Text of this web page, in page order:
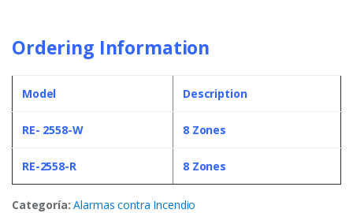
Ordering Information
Model Description
RE- 2558-W 8 Zones
RE-2558-R 8 Zones
Categoría:Alarmas contra Incendio